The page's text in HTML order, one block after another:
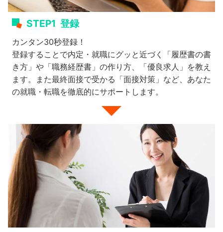
STEP1 登録
カンタン30秒登録！
登録することで内定・就職にグッと近づく「履歴書の書
き方」や「職務経歴書」の作り方、「優良求人」を教え
ます。また最終面接で受かる「面接対策」など、あなた
の就職・転職を徹底的にサポートします。